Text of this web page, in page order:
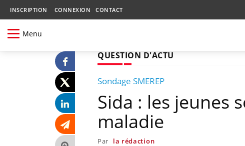
INSCRIPTION CONNEXION CONTACT
Menu
QUESTION D'ACTU
Sondage SMEREP
Sida : les jeunes
maladie
Par la rédaction